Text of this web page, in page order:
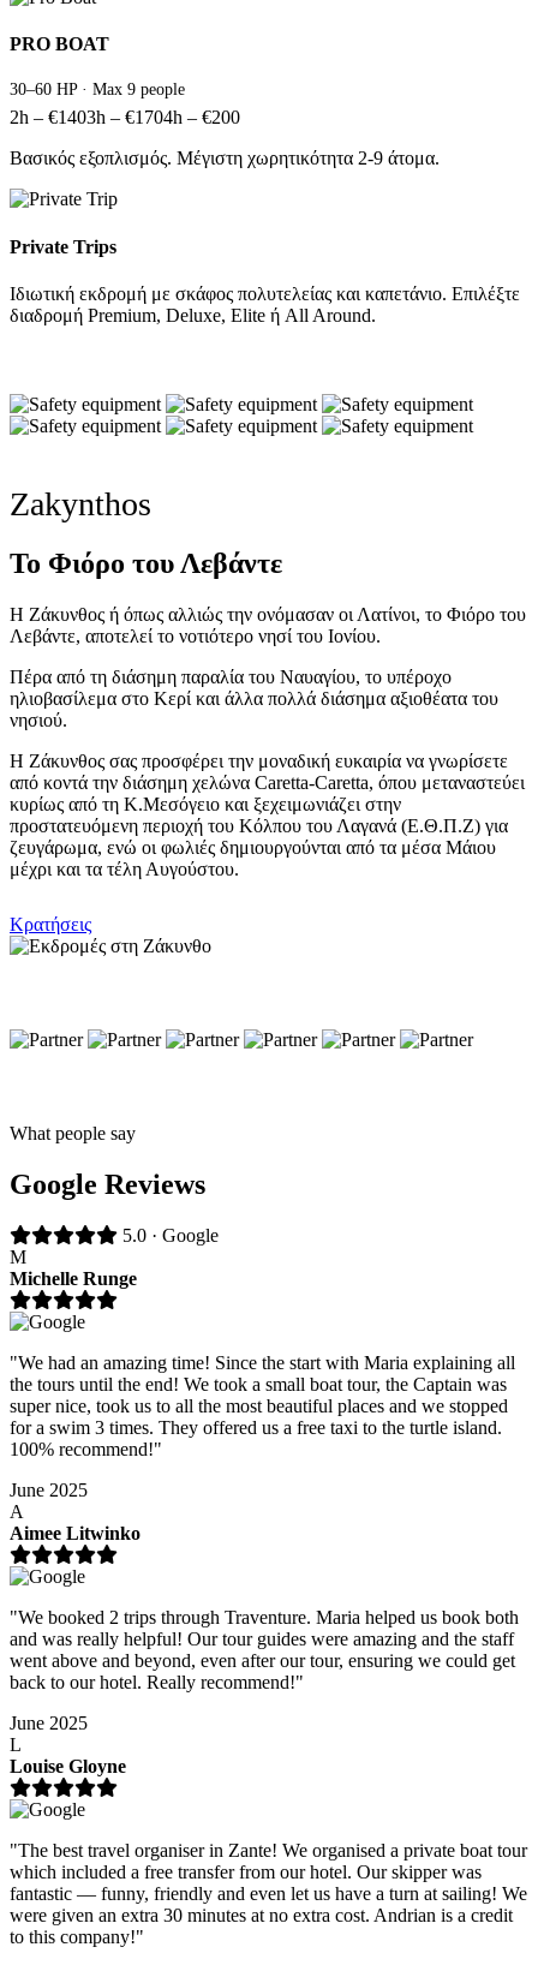
PRO BOAT
30–60 HP · Max 9 people
2h – €1403h – €1704h – €200
Βασικός εξοπλισμός. Μέγιστη χωρητικότητα 2-9 άτομα.
Private Trips
Ιδιωτική εκδρομή με σκάφος πολυτελείας και καπετάνιο. Επιλέξτε
διαδρομή Premium, Deluxe, Elite ή All Around.
Zakynthos
Το Φιόρο του Λεβάντε
Η Ζάκυνθος ή όπως αλλιώς την ονόμασαν οι Λατίνοι, το Φιόρο του
Λεβάντε, αποτελεί το νοτιότερο νησί του Ιονίου.
Πέρα από τη διάσημη παραλία του Ναυαγίου, το υπέροχο
ηλιοβασίλεμα στο Κερί και άλλα πολλά διάσημα αξιοθέατα του
νησιού.
Η Ζάκυνθος σας προσφέρει την μοναδική ευκαιρία να γνωρίσετε
από κοντά την διάσημη χελώνα Caretta-Caretta, όπου μεταναστεύει
κυρίως από τη Κ.Μεσόγειο και ξεχειμωνιάζει στην
προστατευόμενη περιοχή του Κόλπου του Λαγανά (Ε.Θ.Π.Ζ) για
ζευγάρωμα, ενώ οι φωλιές δημιουργούνται από τα μέσα Μάιου
μέχρι και τα τέλη Αυγούστου.
Κρατήσεις
What people say
Google Reviews
5.0 · Google
M
Michelle Runge
"We had an amazing time! Since the start with Maria explaining all
the tours until the end! We took a small boat tour, the Captain was
super nice, took us to all the most beautiful places and we stopped
for a swim 3 times. They offered us a free taxi to the turtle island.
100% recommend!"
June 2025
A
Aimee Litwinko
"We booked 2 trips through Traventure. Maria helped us book both
and was really helpful! Our tour guides were amazing and the staff
went above and beyond, even after our tour, ensuring we could get
back to our hotel. Really recommend!"
June 2025
L
Louise Gloyne
"The best travel organiser in Zante! We organised a private boat tour
which included a free transfer from our hotel. Our skipper was
fantastic — funny, friendly and even let us have a turn at sailing! We
were given an extra 30 minutes at no extra cost. Andrian is a credit
to this company!"